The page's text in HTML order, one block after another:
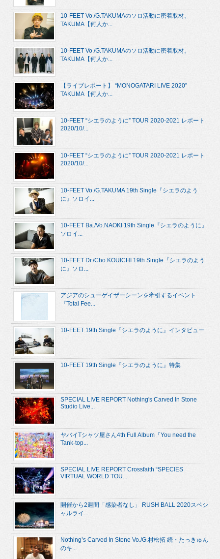
10-FEET Vo./G.TAKUMAのソロ活動に密着取材。
TAKUMA【何人か...
10-FEET Vo./G.TAKUMAのソロ活動に密着取材。
TAKUMA【何人か...
【ライブレポート】 “MONOGATARI LIVE 2020”
TAKUMA【何人か...
10-FEET “シエラのように” TOUR 2020-2021 レポート
2020/10/...
10-FEET “シエラのように” TOUR 2020-2021 レポート
2020/10/...
10-FEET Vo./G.TAKUMA 19th Single『シエラのよう
に』ソロイ...
10-FEET Ba./Vo.NAOKI 19th Single『シエラのように』
ソロイ...
10-FEET Dr./Cho.KOUICHI 19th Single『シエラのよう
に』ソロ...
アジアのシューゲイザーシーンを牽引するイベント
『Total Fee...
10-FEET 19th Single『シエラのように』インタビュー
10-FEET 19th Single『シエラのように』特集
SPECIAL LIVE REPORT Nothing's Carved In Stone
Studio Live...
ヤバイTシャツ屋さん4th Full Album『You need the
Tank-top...
SPECIAL LIVE REPORT Crossfaith “SPECIES
VIRTUAL WORLD TOU...
開催から2週間「感染者なし」 RUSH BALL 2020スペシ
ャルライ...
Nothing’s Carved In Stone Vo./G.村松拓 続・たっきゅん
のキ...